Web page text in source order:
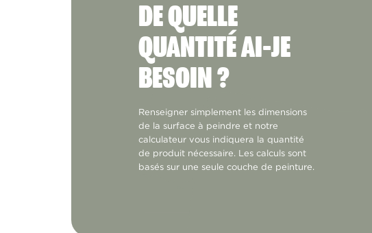
DE QUELLE
QUANTITÉ AI-JE
BESOIN ?
Renseigner simplement les dimensions
de la surface à peindre et notre
calculateur vous indiquera la quantité
de produit nécessaire. Les calculs sont
basés sur une seule couche de peinture.